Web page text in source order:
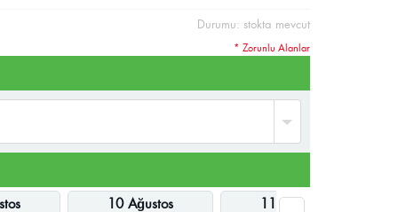
Durumu: stokta mevcut
10 Ağustos 11 Ağustos
* Zorunlu Alanlar